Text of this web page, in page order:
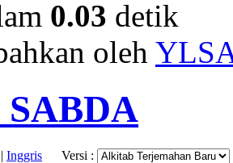
0.03 detik
oleh
| Inggris Versi :